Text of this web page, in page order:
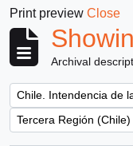
Print preview Close
Archival
Remove filter:
Chile. Intendencia de
Remove filter:
Tercera Región (Chile)